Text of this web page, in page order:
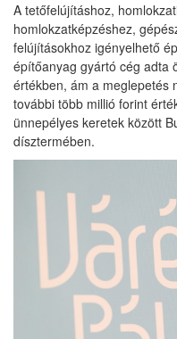
A tetőfelújításhoz,
homlokzatképzéshez,
felújításokhoz igényelhető
építőanyag gyártó cég adta
értékben, ám a meglepetés
további több millió forint
ünnepélyes keretek között
dísztermében.